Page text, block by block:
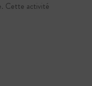
Cette activité